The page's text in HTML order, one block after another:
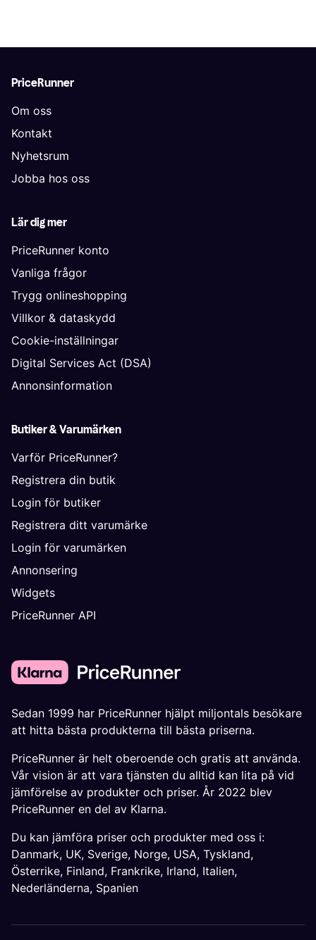
PriceRunner
Om oss
Kontakt
Nyhetsrum
Jobba hos oss
Lär dig mer
PriceRunner konto
Vanliga frågor
Trygg onlineshopping
Villkor & dataskydd
Cookie-inställningar
Digital Services Act (DSA)
Annonsinformation
Butiker & Varumärken
Varför PriceRunner?
Registrera din butik
Login för butiker
Registrera ditt varumärke
Login för varumärken
Annonsering
Widgets
PriceRunner API
Sedan 1999 har PriceRunner hjälpt miljontals besökare
att hitta bästa produkterna till bästa priserna.
PriceRunner är helt oberoende och gratis att använda.
Vår vision är att vara tjänsten du alltid kan lita på vid
jämförelse av produkter och priser. År 2022 blev
PriceRunner en del av Klarna.
Du kan jämföra priser och produkter med oss i:
Danmark, UK, Sverige, Norge, USA, Tyskland,
Österrike, Finland, Frankrike, Irland, Italien,
Nederländerna, Spanien